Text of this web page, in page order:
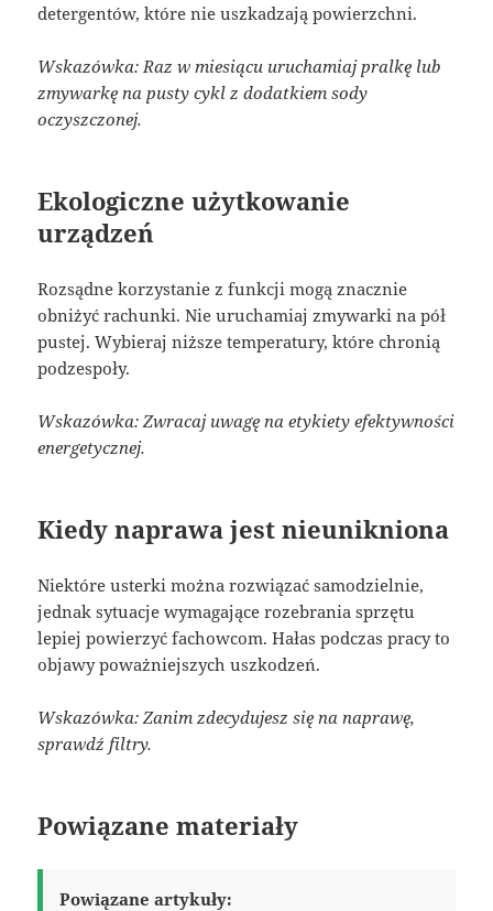
detergentów, które nie uszkadzają powierzchni.
Wskazówka: Raz w miesiącu uruchamiaj pralkę lub
zmywarkę na pusty cykl z dodatkiem sody
oczyszczonej.
Ekologiczne użytkowanie
urządzeń
Rozsądne korzystanie z funkcji mogą znacznie
obniżyć rachunki. Nie uruchamiaj zmywarki na pół
pustej. Wybieraj niższe temperatury, które chronią
podzespoły.
Wskazówka: Zwracaj uwagę na etykiety efektywności
energetycznej.
Kiedy naprawa jest nieunikniona
Niektóre usterki można rozwiązać samodzielnie,
jednak sytuacje wymagające rozebrania sprzętu
lepiej powierzyć fachowcom. Hałas podczas pracy to
objawy poważniejszych uszkodzeń.
Wskazówka: Zanim zdecydujesz się na naprawę,
sprawdź filtry.
Powiązane materiały
Powiązane artykuły: